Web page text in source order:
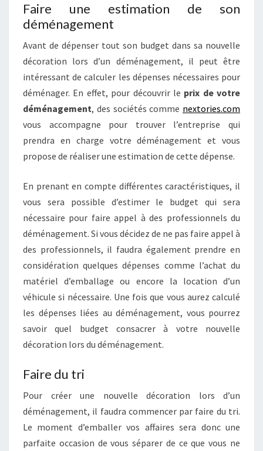
Faire une estimation de son
déménagement
Avant de dépenser tout son budget dans sa nouvelle
décoration lors d’un déménagement, il peut être
intéressant de calculer les dépenses nécessaires pour
déménager. En effet, pour découvrir le prix de votre
déménagement, des sociétés comme nextories.com
vous accompagne pour trouver l’entreprise qui
prendra en charge votre déménagement et vous
propose de réaliser une estimation de cette dépense.
En prenant en compte différentes caractéristiques, il
vous sera possible d’estimer le budget qui sera
nécessaire pour faire appel à des professionnels du
déménagement. Si vous décidez de ne pas faire appel à
des professionnels, il faudra également prendre en
considération quelques dépenses comme l’achat du
matériel d’emballage ou encore la location d’un
véhicule si nécessaire. Une fois que vous aurez calculé
les dépenses liées au déménagement, vous pourrez
savoir quel budget consacrer à votre nouvelle
décoration lors du déménagement.
Faire du tri
Pour créer une nouvelle décoration lors d’un
déménagement, il faudra commencer par faire du tri.
Le moment d’emballer vos affaires sera donc une
parfaite occasion de vous séparer de ce que vous ne